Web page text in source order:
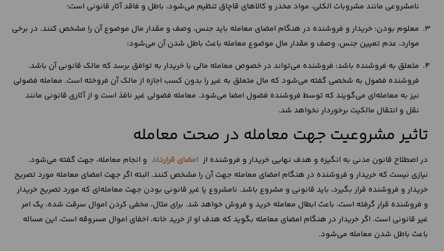
نامشروعی مانند مشروبات الکلی، مواد مخدر و کالاهای قاچاق تنظیم می‌شود، باطل و فاقد آثار قانونی است؛
معلوم بودن: خریدار و فروشنده در هنگام امضای معامله باید جنس، وصف و مقدار مال موضوع آن را مشخص کنند. در برخی
موارد، عدم تعیین جنس، وصف و مقدار مال موضوع معامله باعث باطل شدن آن می‌شود؛
متعلق به فروشنده باشد: فروشنده می‌تواند در خصوص معامله مالی با خریدار به توافق برسد که مالک قانونی آن باشد.
فروشنده فضول به شخصی گفته می‌شود که مال متعلق به غیر را بدون کسب اجازه از مالک آن فروخته است. معامله فضولی
نیز به معامله‌ای می‌گویند که توسط فروشنده فضول امضا می‌شود. معامله فضولی غیر نافذ است و از آثاری قانونی مانند
نقل و انتقال مالکیت برخوردار نخواهد شد.
تاثیر مشروعیت جهت معامله در صحت معامله
در اصطلاح قانون مدنی به انگیزه و هدف نهایی خریدار و فروشنده از امضای قرارداد و انجام معامله، جهت گفته می‌شود.
نیازی نیست که خریدار و فروشنده در هنگام امضای معامله جهت آن را مشخص کنند. البته اگر جهت امضای معامله مورد تصریح
خریدار و فروشنده قرار بگیرد، باید قانونی و مشروع باشد. نامشروع یا غیر قانونی بودن جهت معامله‌ای که مورد تصریح خریدار
و فروشنده قرار گرفته است، باعث ابطال معامله خرید و فروش خواهد شد. برای مثال، مخفی کردن اموال سرقت شده، یک امر
غیر قانونی است. اگر خریدار در هنگام امضای معامله بگوید که هدف او از خرید خانه، اخفای اموال مسروقه است، این مساله
باعث باطل شدن معامله می‌شود.